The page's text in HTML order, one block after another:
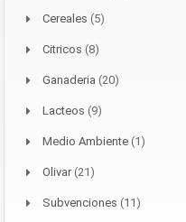
Cereales (5)
Citricos (8)
Ganaderia (20)
Lacteos (9)
Medio Ambiente (1)
Olivar(21)
Subvenciones (11)